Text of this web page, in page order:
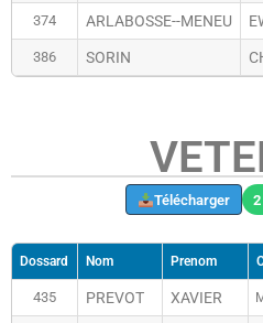
374 ARLABOSSE--MENEU
386 SORIN
Télécharger
Dossard Nom Prenom
435 PREVOT XAVIER